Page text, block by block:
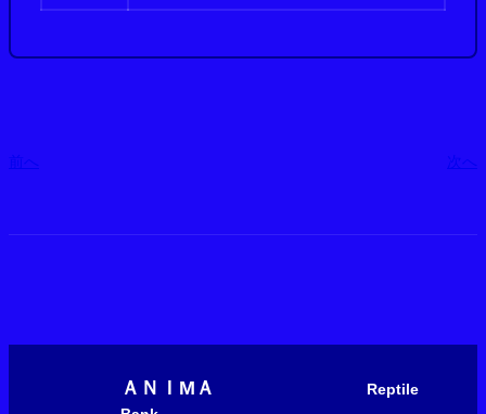
前へ 次へ
ＡＮＩМＡ
Reptile